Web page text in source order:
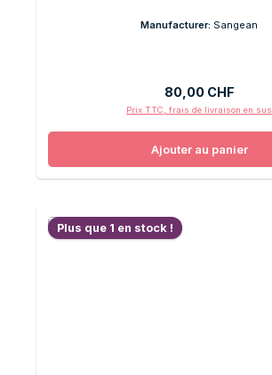
Manufacturer: Sangean
Prix régulier :
80,00 CHF
Prix TTC, frais de livraison en sus
Ajouter au panier
Plus que 1 en stock !